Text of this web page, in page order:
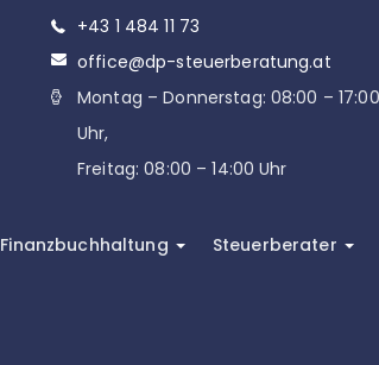
+43 1 484 11 73
office@dp-steuerberatung.at
Montag – Donnerstag: 08:00 – 17:00
Uhr,
Freitag: 08:00 – 14:00 Uhr
Finanzbuchhaltung Steuerberater